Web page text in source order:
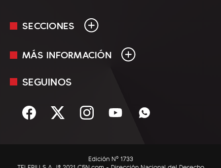
SECCIONES
En Vivo
Sociedad
C5N Autos
MÁS INFORMACIÓN
Mediakit
Términos y condiciones
SEGUINOS
Edición Nº 1733